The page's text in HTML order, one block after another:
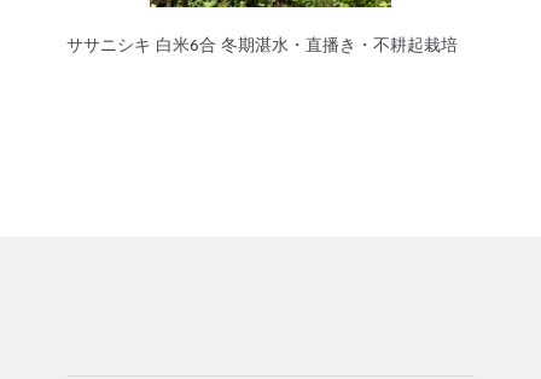
ササニシキ 白米6合 冬期湛水・直播き・不耕起栽培